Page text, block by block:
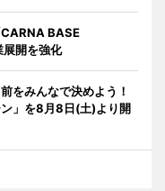
BASE
開を強化
をみんなで決めよう！
」を8月8日(土)より開